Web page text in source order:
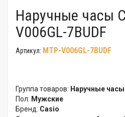
Наручные часы
V006GL-7BUDF
Артикул: MTP-V006GL-7BUDF
Группа товаров: Наручные часы
Пол: Мужские
Бренд: Casio